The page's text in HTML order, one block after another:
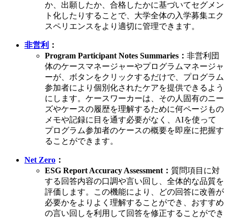
か、出願したか、合格したかに基づいてセグメン
ト化したりすることで、大学全体の入学募集エク
スペリエンスをより適切に管理できます。
非営利 ：
Program Participant Notes Summaries： 非営利団
体のケースマネージャーやプログラムマネージャ
ーが、ボタンをクリックするだけで、プログラム
参加者により個別化されたケアを提供できるよう
にします。ケースワーカーは、その人固有のニー
ズやケースの履歴を理解するために何ページもの
メモや記録に目を通す必要がなく、AIを使って
プログラム参加者のケースの概要を即座に把握す
ることができます。
Net Zero ：
ESG Report Accuracy Assessment： 質問項目に対
する回答内容の口調や言い回し、全体的な品質を
評価します。この機能により、どの回答に改善が
必要かをよりよく理解することができ、おすすめ
の言い回しを利用して回答を修正することができ